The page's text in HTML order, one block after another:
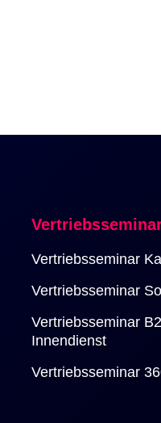
Vertriebsseminar
Vertriebsseminar
Vertriebsseminar
Innendienst
Vertriebsseminar